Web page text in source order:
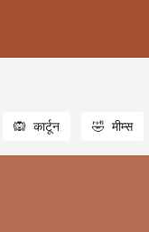
🙉 कार्टून 🤣 मीम्स